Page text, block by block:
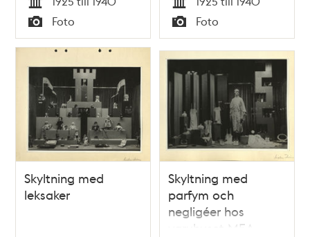
Tid
Typ
Foto Tid
Typ
Foto
Skyltning med
leksaker
Skyltning med
parfym och
negligéer hos
varuhuset MEA